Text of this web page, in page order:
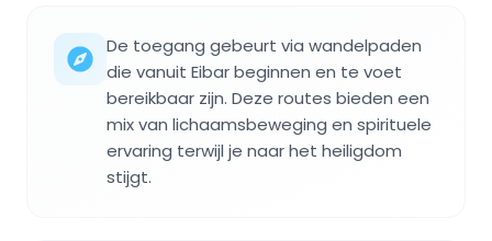
De toegang gebeurt via wandelpaden
die vanuit Eibar beginnen en te voet
bereikbaar zijn. Deze routes bieden een
mix van lichaamsbeweging en spirituele
ervaring terwijl je naar het heiligdom
stijgt.